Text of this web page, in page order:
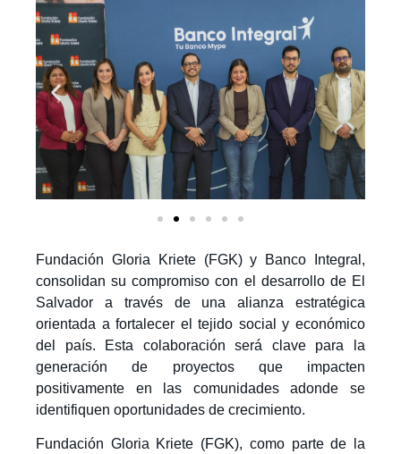
Fundación Gloria Kriete (FGK) y Banco Integral,
consolidan su compromiso con el desarrollo de El
Salvador a través de una alianza estratégica
orientada a fortalecer el tejido social y económico
del país. Esta colaboración será clave para la
generación de proyectos que impacten
positivamente en las comunidades adonde se
identifiquen oportunidades de crecimiento.
Fundación Gloria Kriete (FGK), como parte de la